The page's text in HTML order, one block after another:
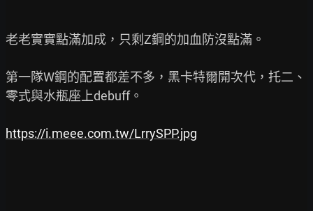
老老實實點滿加成，只剩Z鋼的加血防沒點滿。
第一隊W鋼的配置都差不多，黑卡特爾開次代，托二、
零式與水瓶座上debuff。
https://i.meee.com.tw/LrrySPP.jpg